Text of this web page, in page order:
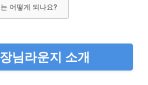
어떻게 되나요?
님라운지 소개